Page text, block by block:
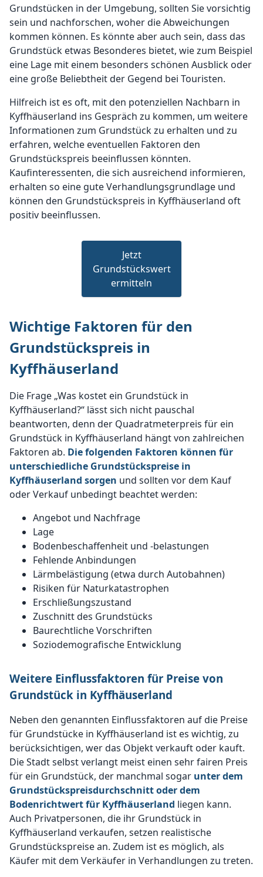
Grundstücken in der Umgebung, sollten Sie vorsichtig
sein und nachforschen, woher die Abweichungen
kommen können. Es könnte aber auch sein, dass das
Grundstück etwas Besonderes bietet, wie zum Beispiel
eine Lage mit einem besonders schönen Ausblick oder
eine große Beliebtheit der Gegend bei Touristen.
Hilfreich ist es oft, mit den potenziellen Nachbarn in
Kyffhäuserland ins Gespräch zu kommen, um weitere
Informationen zum Grundstück zu erhalten und zu
erfahren, welche eventuellen Faktoren den
Grundstückspreis beeinflussen könnten.
Kaufinteressenten, die sich ausreichend informieren,
erhalten so eine gute Verhandlungsgrundlage und
können den Grundstückspreis in Kyffhäuserland oft
positiv beeinflussen.
Jetzt
Grundstückswert
ermitteln
Wichtige Faktoren für den
Grundstückspreis in
Kyffhäuserland
Die Frage „Was kostet ein Grundstück in
Kyffhäuserland?“ lässt sich nicht pauschal
beantworten, denn der Quadratmeterpreis für ein
Grundstück in Kyffhäuserland hängt von zahlreichen
Faktoren ab. Die folgenden Faktoren können für
unterschiedliche Grundstückspreise in
Kyffhäuserland sorgen und sollten vor dem Kauf
oder Verkauf unbedingt beachtet werden:
Angebot und Nachfrage
Lage
Bodenbeschaffenheit und -belastungen
Fehlende Anbindungen
Lärmbelästigung (etwa durch Autobahnen)
Risiken für Naturkatastrophen
Erschließungszustand
Zuschnitt des Grundstücks
Baurechtliche Vorschriften
Soziodemografische Entwicklung
Weitere Einflussfaktoren für Preise von
Grundstück in Kyffhäuserland
Neben den genannten Einflussfaktoren auf die Preise
für Grundstücke in Kyffhäuserland ist es wichtig, zu
berücksichtigen, wer das Objekt verkauft oder kauft.
Die Stadt selbst verlangt meist einen sehr fairen Preis
für ein Grundstück, der manchmal sogar unter dem
Grundstückspreisdurchschnitt oder dem
Bodenrichtwert für Kyffhäuserland liegen kann.
Auch Privatpersonen, die ihr Grundstück in
Kyffhäuserland verkaufen, setzen realistische
Grundstückspreise an. Zudem ist es möglich, als
Käufer mit dem Verkäufer in Verhandlungen zu treten.